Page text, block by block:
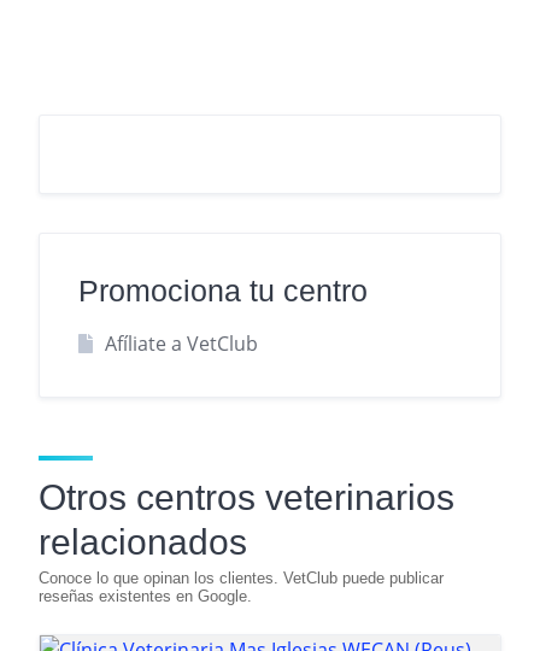
Promociona tu centro
Afíliate a VetClub
Otros centros veterinarios
relacionados